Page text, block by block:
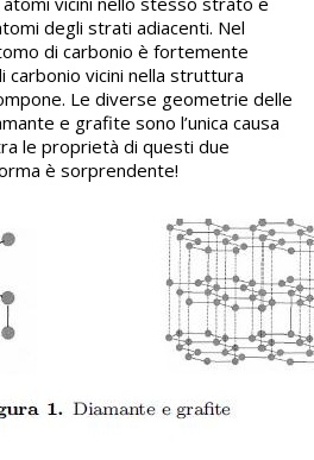
degli strati adiacenti. Nel
di carbonio è fortemente
vicini nella struttura
Le diverse geometrie delle
e grafite sono l’unica causa
le proprietà di questi due
è sorprendente!